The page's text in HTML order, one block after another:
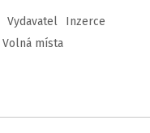
Vydavatel
Inzerce
Volná místa